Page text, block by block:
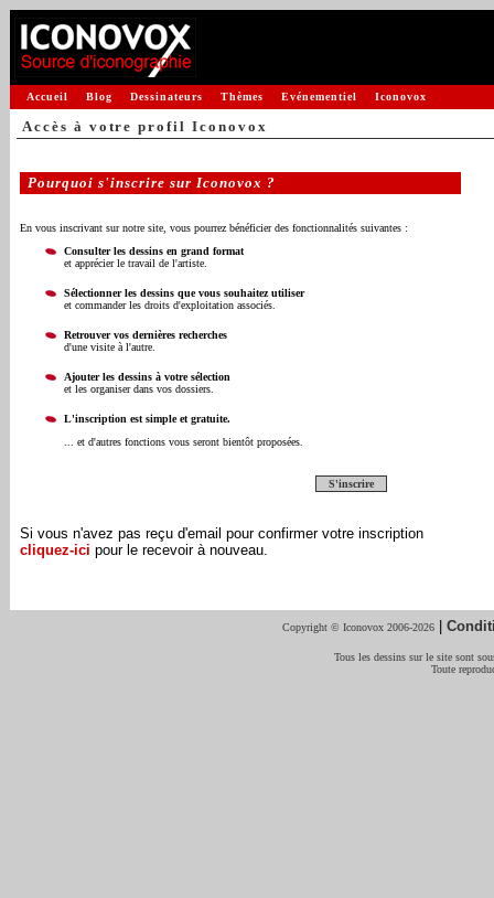
Accueil Blog Dessinateurs Thèmes Evénementiel Iconovox
Accès à votre profil Iconovox
Pourquoi s'inscrire sur Iconovox ?
En vous inscrivant sur notre site, vous pourrez bénéficier des fonctionnalités suivantes :
Consulter les dessins en grand format
et apprécier le travail de l'artiste.
Sélectionner les dessins que vous souhaitez utiliser
et commander les droits d'exploitation associés.
Retrouver vos dernières recherches
d'une visite à l'autre.
Ajouter les dessins à votre sélection
et les organiser dans vos dossiers.
L'inscription est simple et gratuite.
... et d'autres fonctions vous seront bientôt proposées.
S'inscrire
Si vous n'avez pas reçu d'email pour confirmer votre inscription
cliquez-ici pour le recevoir à nouveau.
Copyright © Iconovox 2006-2026 |
Tous les dessins sur le site sont
Toute